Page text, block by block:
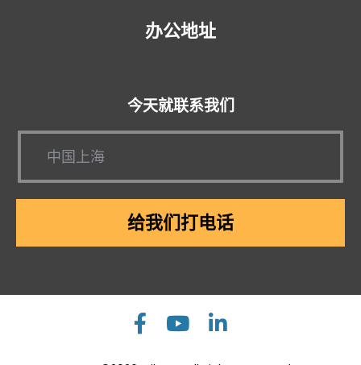
办公地址
今天就联系我们
给我们打电话